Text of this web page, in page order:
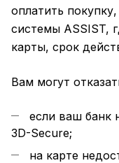
оплатить
системы ASSIST,
карты, срок
Вам могут
если ваш банк
3D-Secure;
на карте